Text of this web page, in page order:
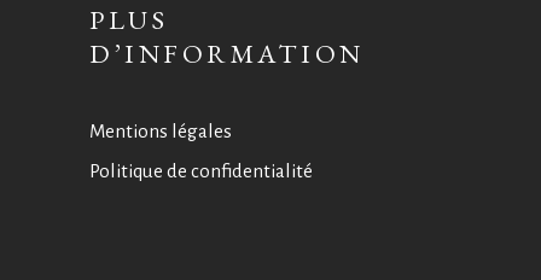
PLUS
D’INFORMATION
Mentions légales
Politique de confidentialité